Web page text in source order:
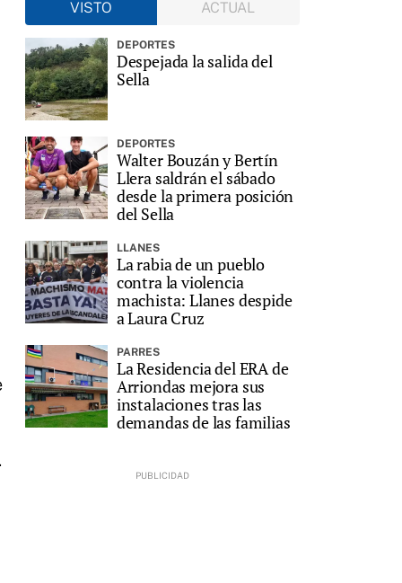
VISTO
ACTUAL
DEPORTES
Despejada la salida del
Sella
DEPORTES
Walter Bouzán y Bertín
Llera saldrán el sábado
desde la primera posición
del Sella
LLANES
La rabia de un pueblo
contra la violencia
machista: Llanes despide
a Laura Cruz
PARRES
La Residencia del ERA de
Arriondas mejora sus
instalaciones tras las
demandas de las familias